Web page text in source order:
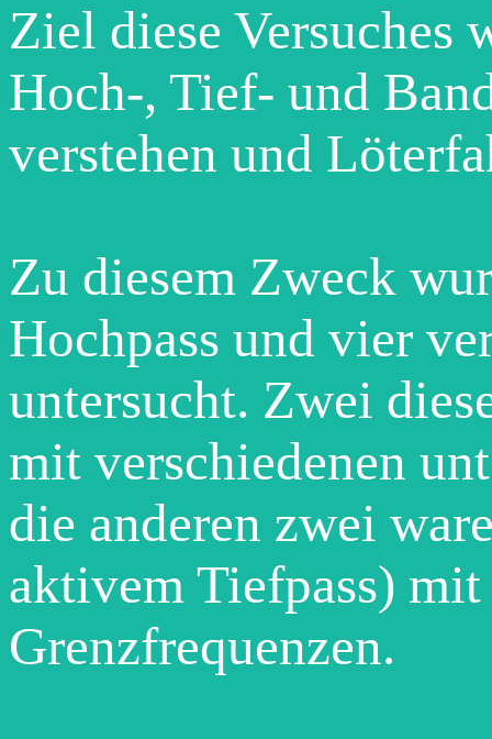
Ziel diese Versuches
Hoch-, Tief- und
verstehen und
Zu diesem Zweck
Hochpass und vier
untersucht. Zwei
mit verschiedenen
die anderen zwei
aktivem Tiefpass)
Grenzfrequenzen.